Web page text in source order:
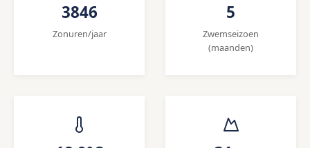
3846
Zonuren/jaar
5
Zwemseizoen
(maanden)